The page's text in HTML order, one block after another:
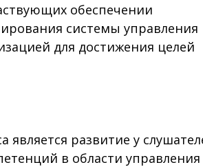
обеспечении
системы управления
для достижения целей
развитие у
в области управления